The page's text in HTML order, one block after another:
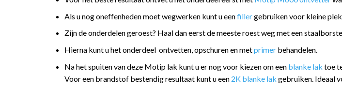
Als u nog oneffenheden moet wegwerken kunt u eenfillergebruiken voor kleine
Zijn de onderdelen geroest? Haal dan eerst de meeste roest weg met een
Hierna kunt u het onderdeel ontvetten, opschuren en metprimer behandelen.
Na het spuiten van deze Motip lak kunt u er nog voor kiezen om een blanke lak toe
Voor een brandstof bestendig resultaat kunt u een 2K blanke lak gebruiken. Ideaal